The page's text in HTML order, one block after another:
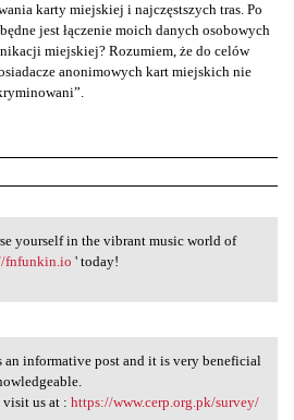
karty miejskiej i najczęstszych tras. Po
jest łączenie moich danych osobowych
miejskiej? Rozumiem, że do celów
anonimowych kart miejskich nie
yourself in the
yourself in the vibrant music world of
fnfunkin.io ' today!
informative post
an informative post and it is very beneficial
visit us at : https://www.cerp.org.pk/survey/